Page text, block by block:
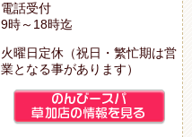
電話受付
9時～18時迄
火曜日定休（祝日・繁忙期は営
業となる事があります）